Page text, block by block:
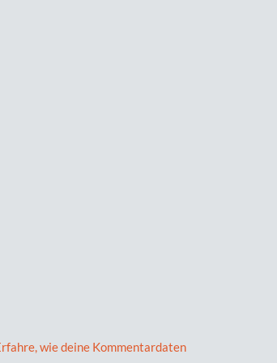
wie deine Kommentardaten